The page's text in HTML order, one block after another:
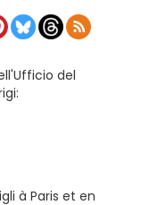
del
à Paris et en